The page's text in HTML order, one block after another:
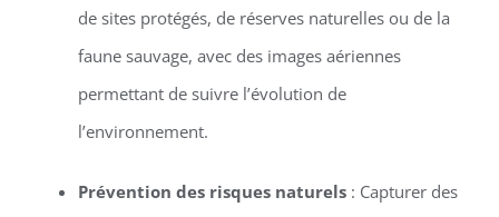
de sites protégés, de réserves naturelles ou de la
faune sauvage, avec des images aériennes
permettant de suivre l’évolution de
l’environnement.
Prévention des risques naturels: Capturer des